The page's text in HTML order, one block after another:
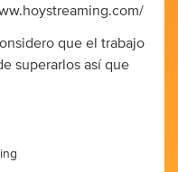
que el trabajo
superarlos así que